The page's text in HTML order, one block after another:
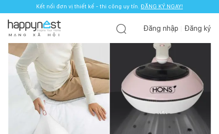
Kết nối đơn vị thiết kế - thi công uy tín. ĐĂNG KÝ NGAY!
M Ạ N G X Ã H Ộ I
Đăng nhập Đăng ký